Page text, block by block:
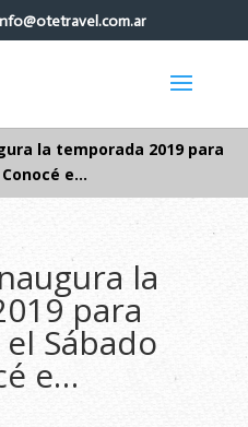
la temporada 2019 para
e…
la
para
Sábado
e…